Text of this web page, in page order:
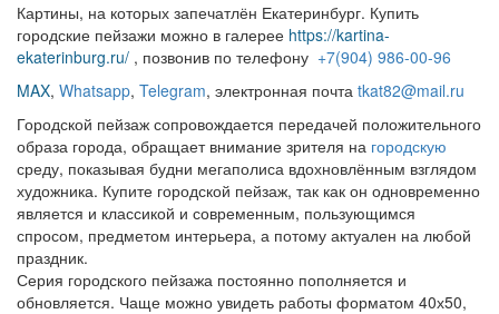
Картины, на которых запечатлён Екатеринбург. Купить
городские пейзажи можно в галерее https://kartina-
ekaterinburg.ru/ , позвонив по телефону +7(904) 986-00-96
MAX, Whatsapp, Telegram, электронная почта tkat82@mail.ru
Городской пейзаж сопровождается передачей положительного
образа города, обращает внимание зрителя на городскую
среду, показывая будни мегаполиса вдохновлённым взглядом
художника. Купите городской пейзаж, так как он одновременно
является и классикой и современным, пользующимся
спросом, предметом интерьера, а потому актуален на любой
праздник.
Серия городского пейзажа постоянно пополняется и
обновляется. Чаще можно увидеть работы форматом 40х50,